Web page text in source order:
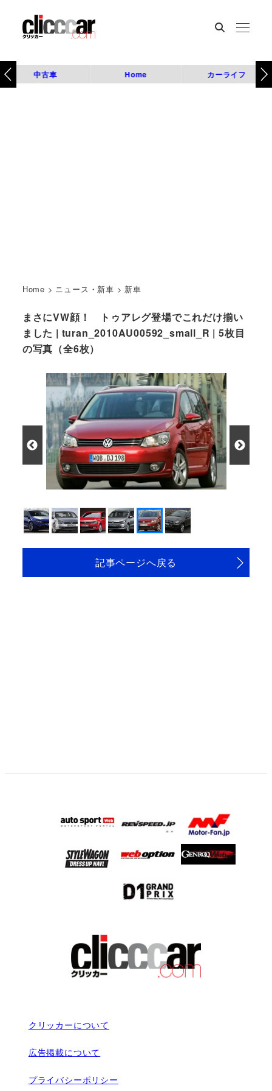
中古車 Home カーライフ
Home > ニュース・新車 > 新車
まさにVW顔！ トゥアレグ登場でこれだけ揃い
ました | turan_2010AU00592_small_R | 5枚目
の写真（全6枚）
記事ページへ戻る
クリッカーについて
広告掲載について
プライバシーポリシー